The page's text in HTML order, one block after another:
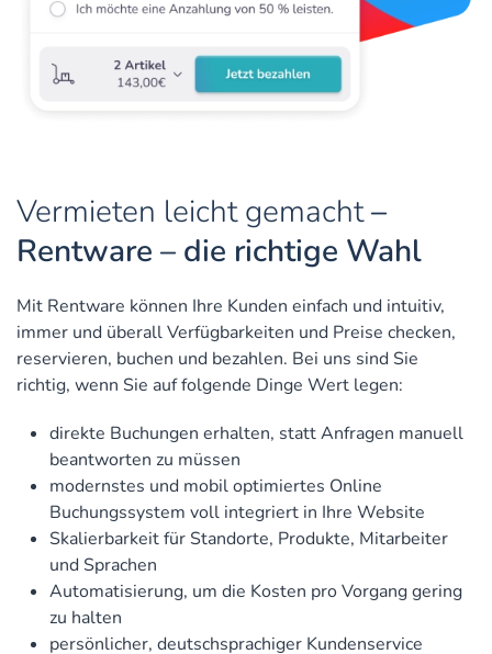
Vermieten leicht gemacht–
Rentware – die richtige Wahl
Mit Rentware können Ihre Kunden einfach und intuitiv,
immer und überall Verfüg­bar­keiten und Preise checken,
reservieren, buchen und bezahlen. Bei uns sind Sie
richtig, wenn Sie auf folgende Dinge Wert legen:
direkte Buchungen erhalten, statt Anfragen manuell
beantworten zu müssen
modernstes und mobil optimiertes Online
Buchungssystem voll integriert in Ihre Website
Skalierbarkeit für Standorte, Produkte, Mitarbeiter
und Sprachen
Automatisierung, um die Kosten pro Vorgang gering
zu halten
persönlicher, deutschsprachiger Kundenservice